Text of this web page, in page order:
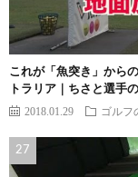
これが「魚突き」から
トラリア｜ちさと選手
2018.01.29 ゴルフ